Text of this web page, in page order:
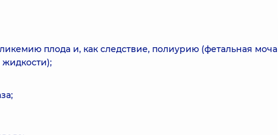
плода и, как следствие, полиурию (фетальная моча